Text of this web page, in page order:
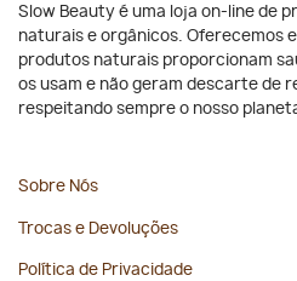
Slow Beauty é uma loja on-line de
naturais e orgânicos. Oferecemos
produtos naturais proporcionam
os usam e não geram descarte de
respeitando sempre o nosso
Sobre Nós
Trocas e Devoluções
Política de Privacidade